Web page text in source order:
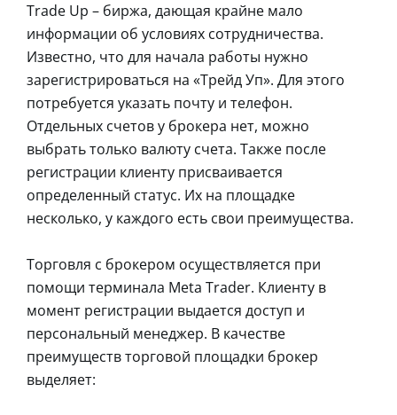
Trade Up – биржа, дающая крайне мало
информации об условиях сотрудничества.
Известно, что для начала работы нужно
зарегистрироваться на «Трейд Уп». Для этого
потребуется указать почту и телефон.
Отдельных счетов у брокера нет, можно
выбрать только валюту счета. Также после
регистрации клиенту присваивается
определенный статус. Их на площадке
несколько, у каждого есть свои преимущества.
Торговля с брокером осуществляется при
помощи терминала Meta Trader. Клиенту в
момент регистрации выдается доступ и
персональный менеджер. В качестве
преимуществ торговой площадки брокер
выделяет: